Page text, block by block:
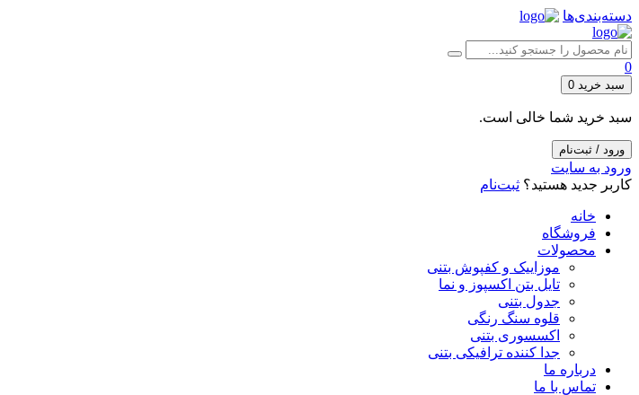
دسته‌بندی‌ها
0
سبد خرید 0
سبد خرید شما خالی است.
ورود / ثبت‌نام
ورود به سایت
کاربر جدید هستید؟ ثبت‌نام
خانه
فروشگاه
محصولات
موزاییک و کفپوش بتنی
تایل بتن اکسپوز و نما
جدول بتنی
قلوه سنگ رنگی
اکسسوری بتنی
جدا کننده ترافیکی بتنی
درباره ما
تماس با ما